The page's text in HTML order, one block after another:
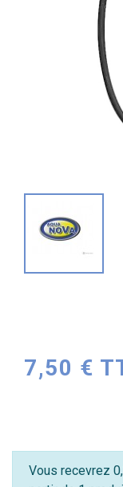
7,50 €
Vous recevrez